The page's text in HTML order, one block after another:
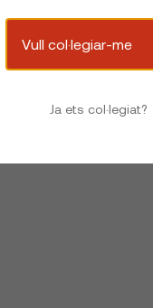
Vull col·legiar-me
Ja ets col·legiat?